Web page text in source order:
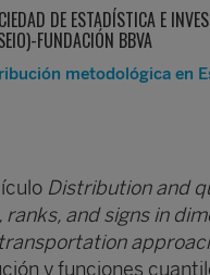
DE ESTADÍSTICA E
FUNDACIÓN BBVA
metodológica en
Distribution and
ranks, and signs in
y funciones